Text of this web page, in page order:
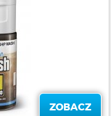
ZOBACZ